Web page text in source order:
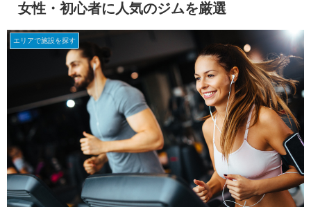
女性・初心者に人気のジムを厳選
エリアで施設を探す